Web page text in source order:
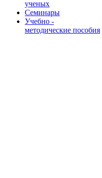
ученых
Семинары
Учебно -
методические пособия